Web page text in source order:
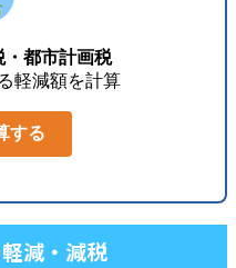
・都市計画税
軽減額を計算
する
減・減税